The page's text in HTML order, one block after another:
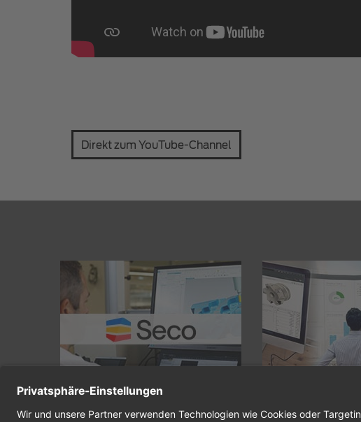
Direkt zum YouTube-Channel
Seco Tools optimiert das Management
seiner…Mehr erfahren